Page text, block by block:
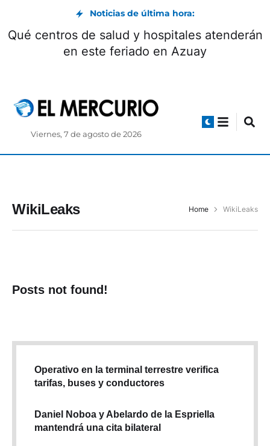
Noticias de última hora:
Qué centros de salud y hospitales atenderán
en este feriado en Azuay
Viernes, 7 de agosto de 2026
WikiLeaks Home WikiLeaks
Posts not found!
Operativo en la terminal terrestre verifica
tarifas, buses y conductores
Daniel Noboa y Abelardo de la Espriella
mantendrá una cita bilateral